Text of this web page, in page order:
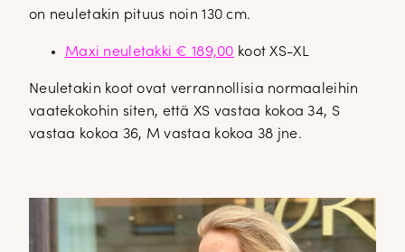
on neuletakin pituus noin 130 cm.
Maxi neuletakki € 189,00 koot XS-XL
Neuletakin koot ovat verrannollisia normaaleihin
vaatekokohin siten, että XS vastaa kokoa 34, S
vastaa kokoa 36, M vastaa kokoa 38 jne.